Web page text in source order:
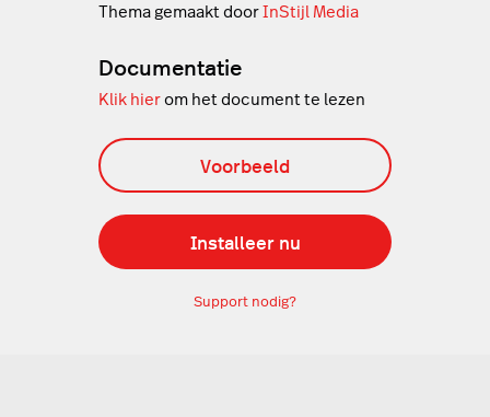
Thema gemaakt doorInStijl Media
Documentatie
Klik hierom het document te lezen
Voorbeeld
Installeer nu
Support nodig?